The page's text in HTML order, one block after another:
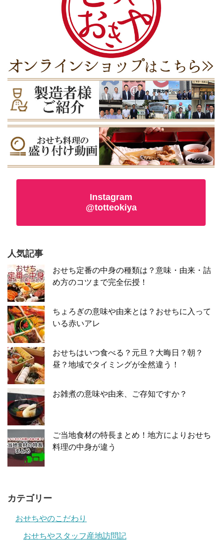
Instagram
@totteokiya
人気記事
おせち定番の中身の種類は？意味・由来・詰
め方のコツまで完全伝授！
ちょろぎの意味や由来とは？おせちに入って
いる赤いアレ
おせちはいつ食べる？元旦？大晦日？朝？
昼？地域でタイミングが全然違う！
お雑煮の意味や由来、ご存知ですか？
ご当地食材の特長まとめ！地方によりおせち
料理の中身が違う
カテゴリー
おせちやのこだわり
おせちやスタッフ産地訪問記